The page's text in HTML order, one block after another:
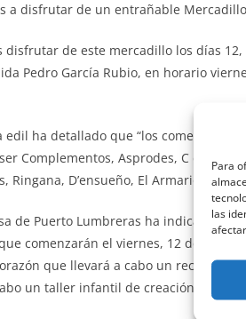
Para
las
a disfrutar de un entrañable
disfrutar de este mercadillo los días
Pedro García Rubio, en horario
edil ha detallado que “los comercios
Complementos, Asprodes, C de
Ringana, D’ensueño, El Armario de
de Puerto Lumbreras ha indicado
comenzarán el viernes, 12 de
que llevará a cabo un recital de
un taller infantil de creación de